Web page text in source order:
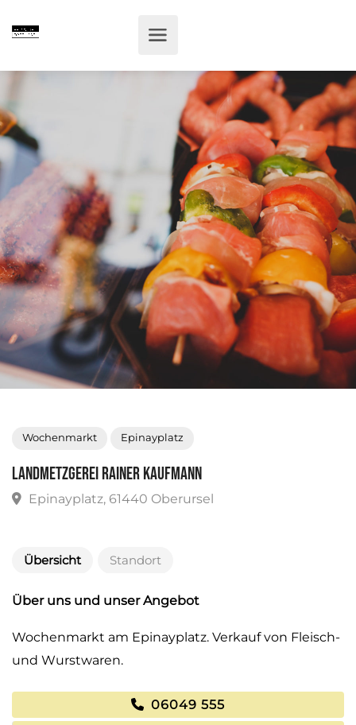
Wochenmarkt Epinayplatz
Übersicht Standort
Über uns und unser Angebot
Wochenmarkt am Epinayplatz. Verkauf von Fleisch-
und Wurstwaren.
06049 555